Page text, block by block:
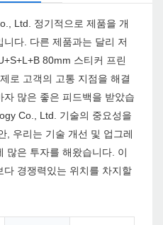
Ltd. 정기적으로 제품을 개
다. 다른 제품과는 달리 저
80mm 스티커 프린
로 고객의 고통 지점을 해결
많은 좋은 피드백을 받았습
Co., Ltd. 기술의 중요성을
, 우리는 기술 개선 및 업그레
많은 투자를 해왔습니다. 이
경쟁력있는 위치를 차지할